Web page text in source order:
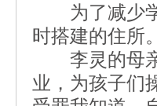
为了减少学
时搭建的住所
李灵的母亲
业，为孩子们